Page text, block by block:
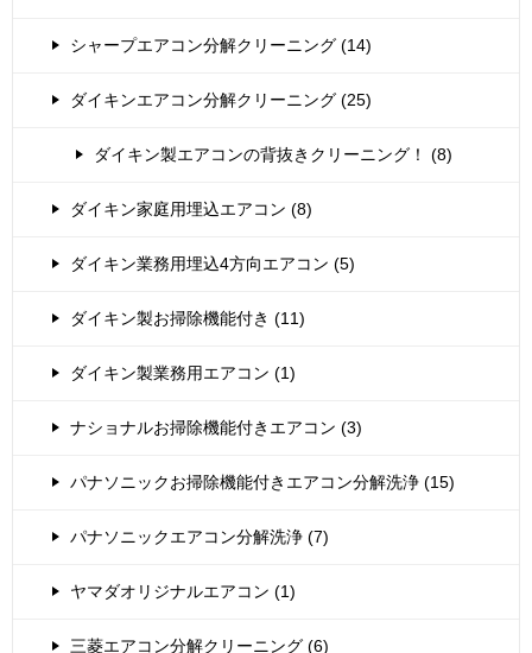
シャープエアコン分解クリーニング (14)
ダイキンエアコン分解クリーニング (25)
ダイキン製エアコンの背抜きクリーニング！ (8)
ダイキン家庭用埋込エアコン (8)
ダイキン業務用埋込4方向エアコン (5)
ダイキン製お掃除機能付き (11)
ダイキン製業務用エアコン (1)
ナショナルお掃除機能付きエアコン (3)
パナソニックお掃除機能付きエアコン分解洗浄 (15)
パナソニックエアコン分解洗浄 (7)
ヤマダオリジナルエアコン (1)
三菱エアコン分解クリーニング (6)